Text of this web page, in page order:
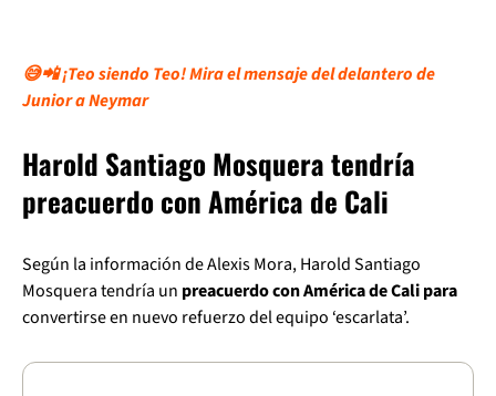
😅📲 ¡Teo siendo Teo! Mira el mensaje del delantero de
Junior a Neymar
Harold Santiago Mosquera tendría
preacuerdo con América de Cali
Según la información de Alexis Mora, Harold Santiago
Mosquera tendría un preacuerdo con América de Cali para
convertirse en nuevo refuerzo del equipo ‘escarlata’.